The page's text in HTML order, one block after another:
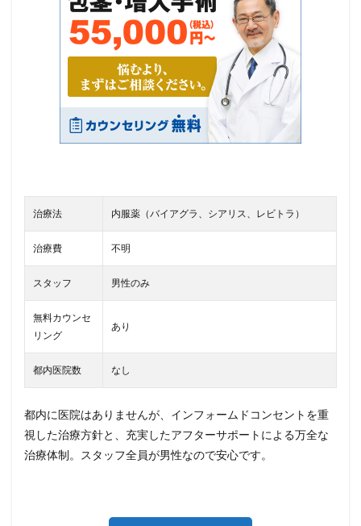
治療法 内服薬（バイアグラ、シアリス、レビトラ）
治療費 不明
スタッフ 男性のみ
無料カウンセ
リング
あり
都内医院数 なし
都内に医院はありませんが、インフォームドコンセントを重
視した治療方針と、充実したアフターサポートによる万全な
治療体制。スタッフ全員が男性なので安心です。